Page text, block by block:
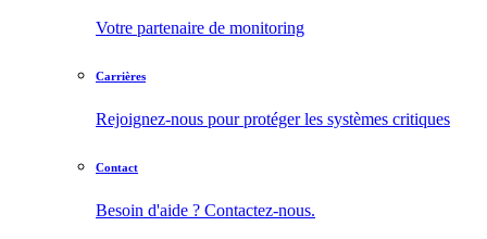
Votre partenaire de monitoring
Carrières
Rejoignez-nous pour protéger les systèmes critiques
Contact
Besoin d'aide ? Contactez-nous.